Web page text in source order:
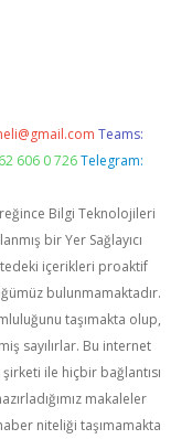
Teams:
606 0 726 Telegram:
Bilgi Teknolojileri
bir Yer Sağlayıcı
içerikleri proaktif
bulunmamaktadır.
taşımakta olup,
sayılırlar. Bu internet
ile hiçbir bağlantısı
makaleler
niteliği taşımamakta